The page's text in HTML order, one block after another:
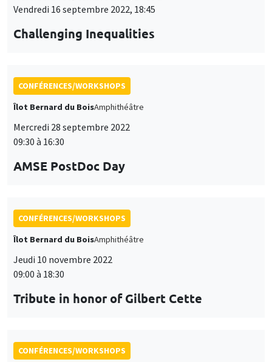
Vendredi 16 septembre 2022, 18:45
Challenging Inequalities
CONFÉRENCES/WORKSHOPS
Îlot Bernard du BoisAmphithéâtre
Mercredi 28 septembre 2022
09:30 à 16:30
AMSE PostDoc Day
CONFÉRENCES/WORKSHOPS
Îlot Bernard du BoisAmphithéâtre
Jeudi 10 novembre 2022
09:00 à 18:30
Tribute in honor of Gilbert Cette
CONFÉRENCES/WORKSHOPS